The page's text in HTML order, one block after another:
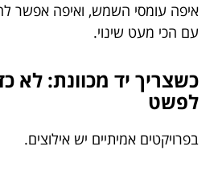
איפה עומסי השמש, ואיפה אפשר
עם הכי מעט שינוי.
כשצריך יד מכוונת: לא
לפשט
בפרויקטים אמיתיים יש אילוצים.